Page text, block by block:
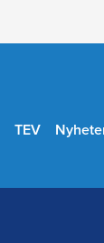
TEV